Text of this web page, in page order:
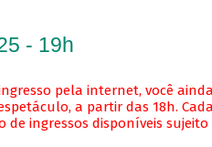
- 19h
pela internet, você
a partir das 18h.
ingressos disponíveis